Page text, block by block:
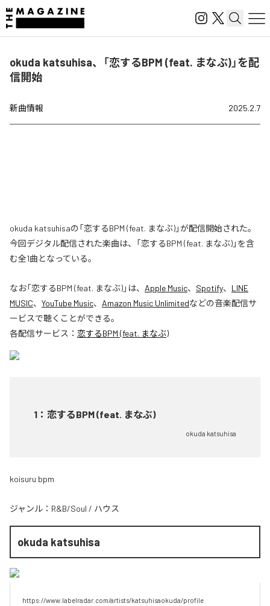
okuda katsuhisa、「恋するBPM (feat. まなぶ)」を配
信開始
新曲情報 2025.2.7
okuda katsuhisaの「恋するBPM (feat. まなぶ)」が配信開始された。
今回デジタル配信された楽曲は、「恋するBPM (feat. まなぶ)」を含
む全1曲となっている。
なお「恋するBPM (feat. まなぶ)」は、 Apple Music、 Spotify、 LINE
MUSIC、 YouTube Music、 Amazon Music Unlimitedなどの音楽配信サ
ービスで聴くことができる。
各配信サービス： 恋するBPM (feat. まなぶ)
1 ： 恋するBPM (feat. まなぶ)
okuda katsuhisa
koisuru bpm
ジャンル： R&B/Soul / ハウス
okuda katsuhisa
https://www.labelradar.com/artists/katsuhisaokuda/profile